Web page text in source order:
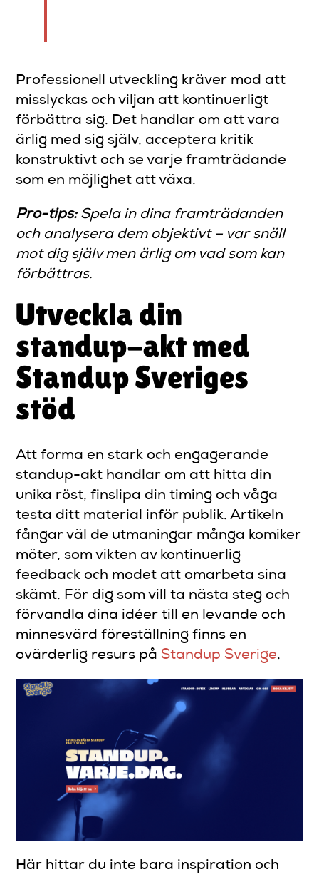
Professionell utveckling kräver mod att
misslyckas och viljan att kontinuerligt
förbättra sig. Det handlar om att vara
ärlig med sig själv, acceptera kritik
konstruktivt och se varje framträdande
som en möjlighet att växa.
Pro-tips: Spela in dina framträdanden
och analysera dem objektivt – var snäll
mot dig själv men ärlig om vad som kan
förbättras.
Utveckla din
standup-akt med
Standup Sveriges
stöd
Att forma en stark och engagerande
standup-akt handlar om att hitta din
unika röst, finslipa din timing och våga
testa ditt material inför publik. Artikeln
fångar väl de utmaningar många komiker
möter, som vikten av kontinuerlig
feedback och modet att omarbeta sina
skämt. För dig som vill ta nästa steg och
förvandla dina idéer till en levande och
minnesvärd föreställning finns en
ovärderlig resurs på Standup Sverige.
Här hittar du inte bara inspiration och